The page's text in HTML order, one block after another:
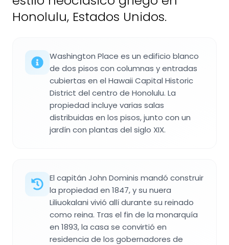
Honolulu, Estados Unidos.
Washington Place es un edificio blanco
de dos pisos con columnas y entradas
cubiertas en el Hawaii Capital Historic
District del centro de Honolulu. La
propiedad incluye varias salas
distribuidas en los pisos, junto con un
jardín con plantas del siglo XIX.
El capitán John Dominis mandó construir
la propiedad en 1847, y su nuera
Liliuokalani vivió allí durante su reinado
como reina. Tras el fin de la monarquía
en 1893, la casa se convirtió en
residencia de los gobernadores de